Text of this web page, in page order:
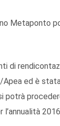
Metaponto
di
ed è